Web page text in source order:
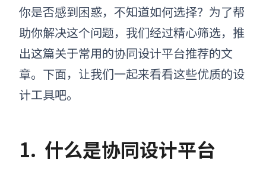
你是否感到困惑，不知道如何选择？为了帮
助你解决这个问题，我们经过精心筛选，推
出这篇关于常用的协同设计平台推荐的文
章。下面，让我们一起来看看这些优质的设
计工具吧。
1. 什么是协同设计平台